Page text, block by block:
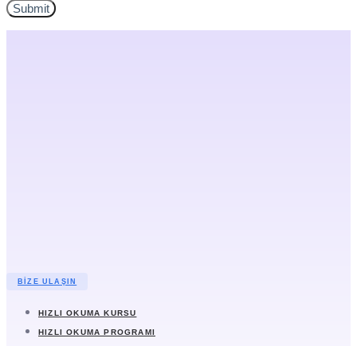
BIZE ULAŞIN
HIZLI OKUMA KURSU
HIZLI OKUMA PROGRAMI